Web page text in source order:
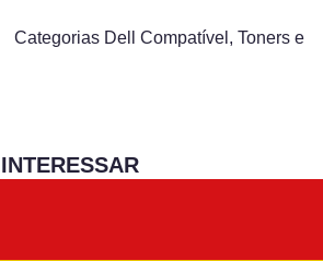
Categorias Dell Compatível , Toners e